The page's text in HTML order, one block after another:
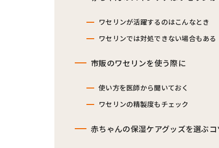
ワセリンが活躍するのはこんなとき
ワセリンでは対処できない場合もある
市販のワセリンを使う際に
使い方を医師から聞いておく
ワセリンの精製度もチェック
赤ちゃんの保湿ケアグッズを選ぶ